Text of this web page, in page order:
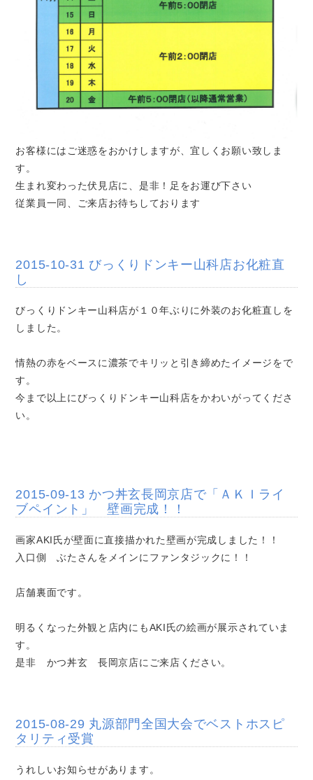
お客様にはご迷惑をおかけしますが、宜しくお願い致しま
す。
生まれ変わった伏見店に、是非！足をお運び下さい
従業員一同、ご来店お待ちしております
2015-10-31 びっくりドンキー山科店お化粧直
し
びっくりドンキー山科店が１０年ぶりに外装のお化粧直しを
しました。
情熱の赤をベースに濃茶でキリッと引き締めたイメージをで
す。
今まで以上にびっくりドンキー山科店をかわいがってくださ
い。
2015-09-13 かつ丼玄長岡京店で「ＡＫＩライ
ブペイント」 壁画完成！！
画家AKI氏が壁面に直接描かれた壁画が完成しました！！
入口側 ぶたさんをメインにファンタジックに！！
店舗裏面です。
明るくなった外観と店内にもAKI氏の絵画が展示されていま
す。
是非 かつ丼玄 長岡京店にご来店ください。
2015-08-29 丸源部門全国大会でベストホスピ
タリティ受賞
うれしいお知らせがあります。